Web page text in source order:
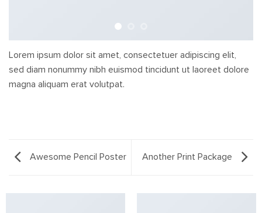
Lorem ipsum dolor sit amet, consectetuer adipiscing elit,
sed diam nonummy nibh euismod tincidunt ut laoreet dolore
magna aliquam erat volutpat.
Awesome Pencil Poster Another Print Package